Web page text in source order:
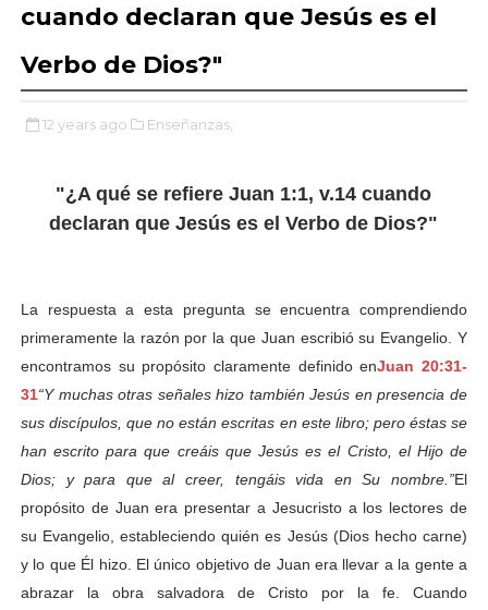
cuando declaran que Jesús es el
Verbo de Dios?"
12 years ago Enseñanzas,
"¿A qué se refiere Juan 1:1, v.14 cuando
declaran que Jesús es el Verbo de Dios?"
La respuesta a esta pregunta se encuentra comprendiendo
primeramente la razón por la que Juan escribió su Evangelio. Y
encontramos su propósito claramente definido enJuan 20:31-
31“Y muchas otras señales hizo también Jesús en presencia de
sus discípulos, que no están escritas en este libro; pero éstas se
han escrito para que creáis que Jesús es el Cristo, el Hijo de
Dios; y para que al creer, tengáis vida en Su nombre.”El
propósito de Juan era presentar a Jesucristo a los lectores de
su Evangelio, estableciendo quién es Jesús (Dios hecho carne)
y lo que Él hizo. El único objetivo de Juan era llevar a la gente a
abrazar la obra salvadora de Cristo por la fe. Cuando